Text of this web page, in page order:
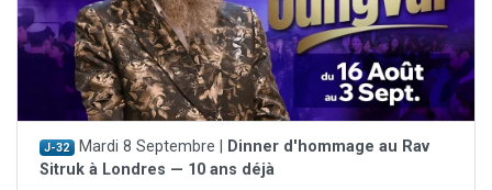
J-32 Mardi 8 Septembre |
Dinner d'hommage au Rav
Sitruk à Londres — 10 ans déjà